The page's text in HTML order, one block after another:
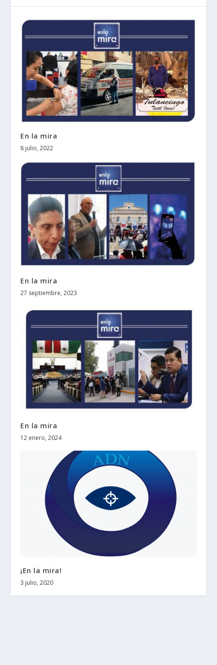
En la mira
8 julio, 2022
En la mira
27 septiembre, 2023
En la mira
12 enero, 2024
¡En la mira!
3 julio, 2020